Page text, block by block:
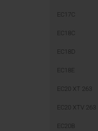
EC17C
EC18C
EC18D
EC18E
EC20 XT 263
EC20 XTV 263
EC20B